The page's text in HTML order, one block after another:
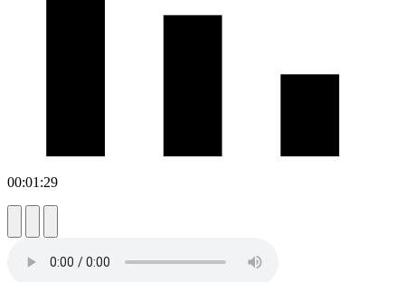
00:01:29